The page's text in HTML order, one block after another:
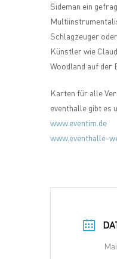
Sideman ein
Schlagzeuger
Künstler wie
Woodland auf der
Karten für alle
eventhalle gibt es
www.eventim.de
www.eventhalle-